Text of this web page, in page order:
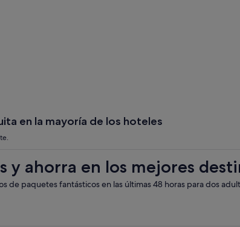
en la mayoría de los hoteles
y ahorra en los mejores
de paquetes fantásticos en las últimas 48 horas para dos